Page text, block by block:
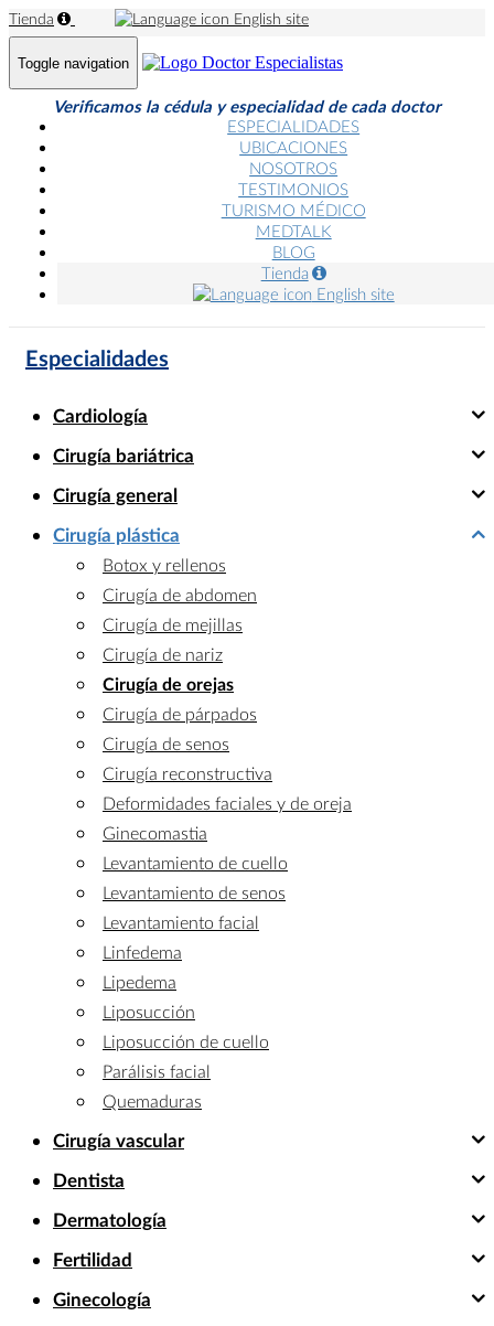
Tienda English site
Toggle navigation
Verificamos la cédula y especialidad de cada doctor
ESPECIALIDADES
UBICACIONES
NOSOTROS
TESTIMONIOS
TURISMO MÉDICO
MEDTALK
BLOG
Tienda
English site
Especialidades
Cardiología
Cirugía bariátrica
Cirugía general
Cirugía plástica
Botox y rellenos
Cirugía de abdomen
Cirugía de mejillas
Cirugía de nariz
Cirugía de orejas
Cirugía de párpados
Cirugía de senos
Cirugía reconstructiva
Deformidades faciales y de oreja
Ginecomastia
Levantamiento de cuello
Levantamiento de senos
Levantamiento facial
Linfedema
Lipedema
Liposucción
Liposucción de cuello
Parálisis facial
Quemaduras
Cirugía vascular
Dentista
Dermatología
Fertilidad
Ginecología